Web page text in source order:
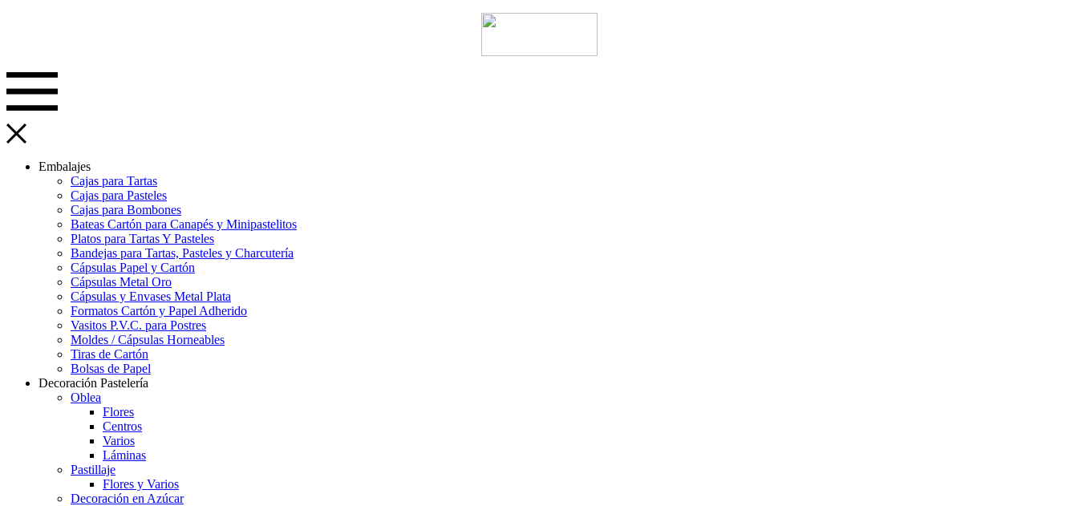
Embalajes
Cajas para Tartas
Cajas para Pasteles
Cajas para Bombones
Bateas Cartón para Canapés y Minipastelitos
Platos para Tartas Y Pasteles
Bandejas para Tartas, Pasteles y Charcutería
Cápsulas Papel y Cartón
Cápsulas Metal Oro
Cápsulas y Envases Metal Plata
Formatos Cartón y Papel Adherido
Vasitos P.V.C. para Postres
Moldes / Cápsulas Horneables
Tiras de Cartón
Bolsas de Papel
Decoración Pastelería
Oblea
Flores
Centros
Varios
Láminas
Pastillaje
Flores y Varios
Decoración en Azúcar